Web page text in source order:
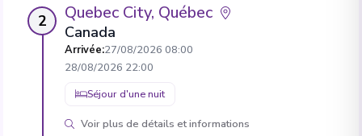
2 Quebec City, Québec
Canada
Arrivée:27/08/2026 08:00
28/08/2026 22:00
Séjour d'une nuit
Voir plus de détails et informations